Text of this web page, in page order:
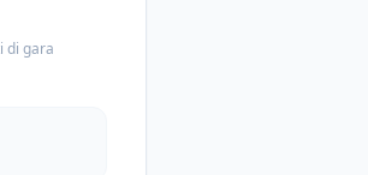
di gara